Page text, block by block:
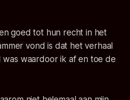
goed tot hun recht in het
vond is dat het verhaal
waardoor ik af en toe de